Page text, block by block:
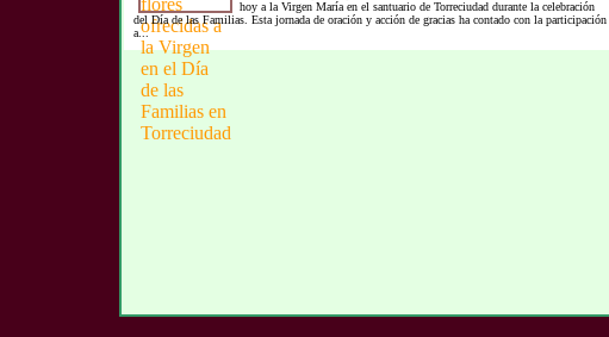
hoy a la Virgen María en el santuario de Torreciudad durante la celebración
del Día de las Familias. Esta jornada de oración y acción de gracias ha contado con la participación
a...